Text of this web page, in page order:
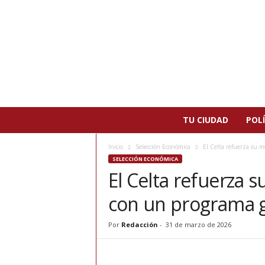
TU CIUDAD
Inicio Selección Económica El Celta refuerza su
SELECCIÓN ECONÓMICA
El Celta refuerza
con un programa
Por Redacción - 31 de marzo de 2026